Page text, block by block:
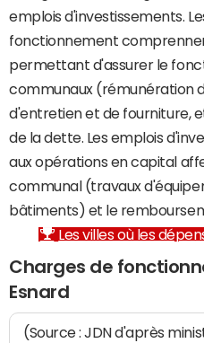
emplois d'investissements.
fonctionnement
permettant d'assurer le
communaux (rémunération
d'entretien et de fourniture,
de la dette. Les emplois
aux opérations en capital
communal (travaux
bâtiments) et le
Les villes où les
Charges de
Esnard
(Source : JDN d'après